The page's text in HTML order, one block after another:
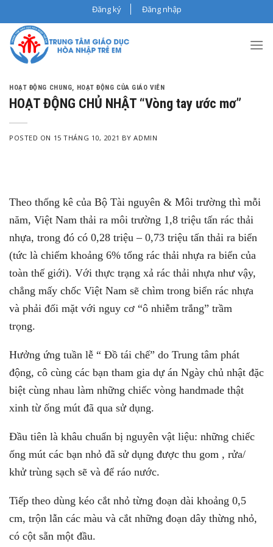
to
content
Đăng ký Đăng nhập
HOẠT ĐỘNG CHUNG, HOẠT ĐỘNG CỦA GIÁO VIÊN
HOẠT ĐỘNG CHỦ NHẬT “Vòng tay ước mơ”
POSTED ON 15 THÁNG 10, 2021 BYADMIN
Theo thống kê của Bộ Tài nguyên & Môi trường thì mỗi
năm, Việt Nam thải ra môi trường 1,8 triệu tấn rác thải
nhựa, trong đó có 0,28 triệu – 0,73 triệu tấn thải ra biển
(tức là chiếm khoảng 6% tổng rác thải nhựa ra biển của
toàn thế giới). Với thực trạng xả rác thải nhựa như vậy,
chẳng mấy chốc Việt Nam sẽ chìm trong biển rác nhựa
và phải đối mặt với nguy cơ “ô nhiễm trắng” trầm
trọng.
Hưởng ứng tuần lễ “ Đồ tái chế” do Trung tâm phát
động, cô cùng các bạn tham gia dự án Ngày chủ nhật đặc
biệt cùng nhau làm những chiếc vòng handmade thật
xinh từ ống mút đã qua sử dụng.
Đầu tiên là khâu chuẩn bị nguyên vật liệu: những chiếc
ống mút các bạn nhỏ đã sử dụng được thu gom , rửa/
khử trùng sạch sẽ và để ráo nước.
Tiếp theo dùng kéo cắt nhỏ từng đoạn dài khoảng 0,5
cm, trộn lẫn các màu và cắt những đoạn dây thừng nhỏ,
có cột sẵn một đầu.